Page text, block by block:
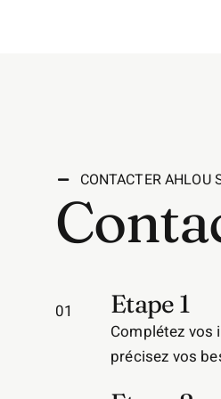
CONTACTER AHLOU
01 Etape 1
Complétez vos
précisez vos